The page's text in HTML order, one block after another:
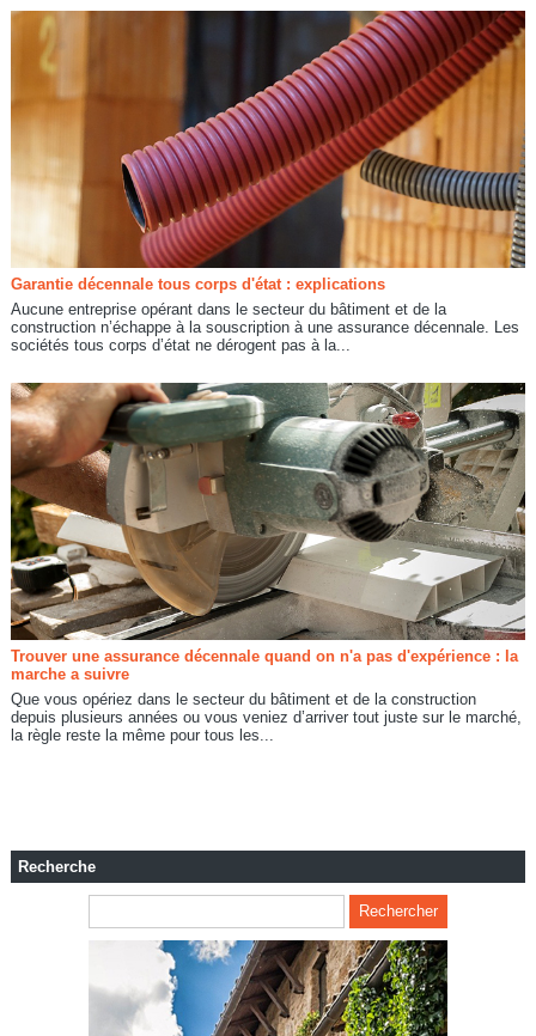
Garantie décennale tous corps d'état : explications
Aucune entreprise opérant dans le secteur du bâtiment et de la
construction n’échappe à la souscription à une assurance décennale. Les
sociétés tous corps d’état ne dérogent pas à la...
Trouver une assurance décennale quand on n'a pas d'expérience : la
marche a suivre
Que vous opériez dans le secteur du bâtiment et de la construction
depuis plusieurs années ou vous veniez d’arriver tout juste sur le marché,
la règle reste la même pour tous les...
Recherche